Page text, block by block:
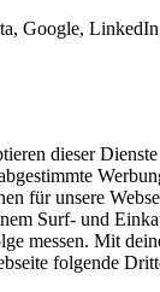
Google,
dieser
für unsere
Surf- und
messen. Mit
folgende